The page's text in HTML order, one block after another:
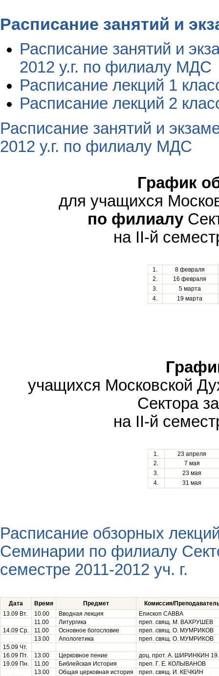
Расписание занятий и
Расписание занятий и
2012 у.г. по филиалу МДС
Расписание лекций 1
Расписание лекций 2
Расписание занятий и
2012 у.г. по филиалу МДС
График
для учащихся
по филиалу
на II-й
1.
8 февраля
2.
16 февраля
3.
5 марта
4.
19 марта
учащихся Московской
Сектора
на II-й
1.
23 апреля
2.
7 мая
3.
23 мая
4.
31 мая
Расписание обзорных
Семинарии по филиалу
семестре 2011-2012 уч. г.
Дата Время Предмет
Комиссия/
13.09 Вт.
10.00 Вводная лекция
Епископ САВВА
11.00
Литургика
преп. свящ. М. ВАХРУШЕВ
14.09 Ср.
11.00 Основное богословие
преп. свящ. О. МУМРИКОВ
13.00
Апологетика
преп. свящ. О. МУМРИКОВ
15.09 Чт.
16.09 Пт.
13.00 Церковное пение
доц. прот. А. ШИРИНКИН
19.09 Пн.
11.00 Библейская История
преп. Г. Е. КОЛЫВАНОВ
13.00
Общая церковная история
преп. свящ. И. КЕЧКИН